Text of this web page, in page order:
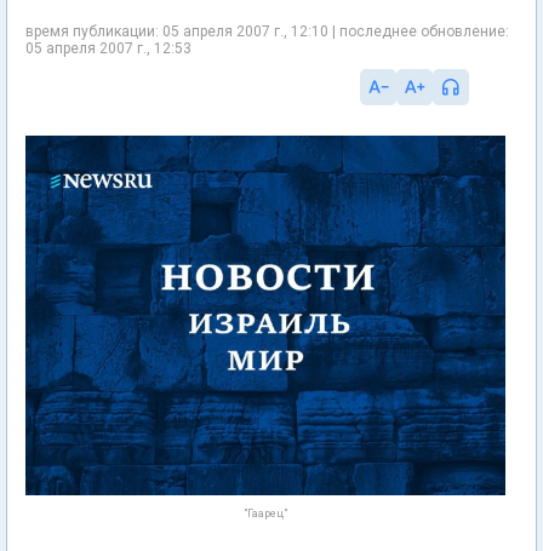
время публикации: 05 апреля 2007 г., 12:10 | последнее обновление:
05 апреля 2007 г., 12:53
"Гаарец"